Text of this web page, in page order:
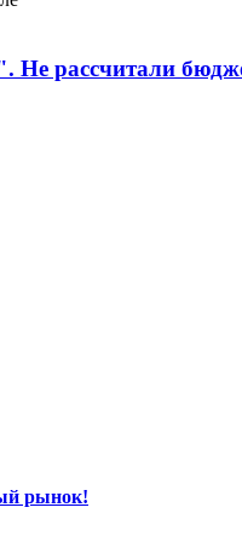
рассчитали
рынок!